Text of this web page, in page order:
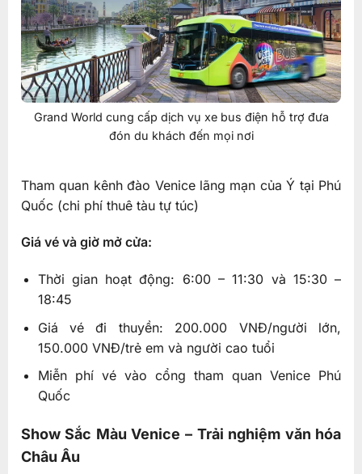
Grand World cung cấp dịch vụ xe bus điện hỗ trợ đưa
đón du khách đến mọi nơi
Tham quan kênh đào Venice lãng mạn của Ý tại Phú
Quốc (chi phí thuê tàu tự túc)
Giá vé và giờ mở cửa:
Thời gian hoạt động: 6:00 – 11:30 và 15:30 –
18:45
Giá vé đi thuyền: 200.000 VNĐ/người lớn,
150.000 VNĐ/trẻ em và người cao tuổi
Miễn phí vé vào cổng tham quan Venice Phú
Quốc
Show Sắc Màu Venice – Trải nghiệm văn hóa
Châu Âu